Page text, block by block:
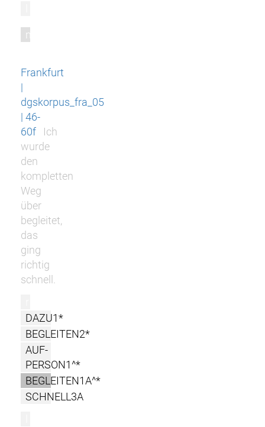
m
Frankfurt
|
dgskorpus_fra_05
| 46-
60f
Ich
wurde
den
kompletten
Weg
über
begleitet,
das
ging
richtig
schnell.
DAZU1*
BEGLEITEN2*
AUF-
PERSON1^*
BEGLEITEN1A^*
SCHNELL3A